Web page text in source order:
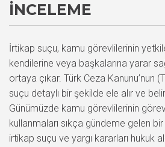
İNCELEME
İrtikap suçu, kamu görevlilerinin
kendilerine veya başkalarına yarar
ortaya çıkar. Türk Ceza Kanunu’nun
suçu detaylı bir şekilde ele alır ve
Günümüzde kamu görevlilerinin
kullanmaları sıkça gündeme gelen
irtikap suçu ve yargı kararları hukuk